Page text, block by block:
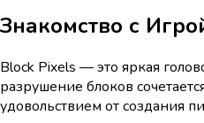
Знакомство с
Block Pixels — это яркая
разрушение блоков
удовольствием от создания